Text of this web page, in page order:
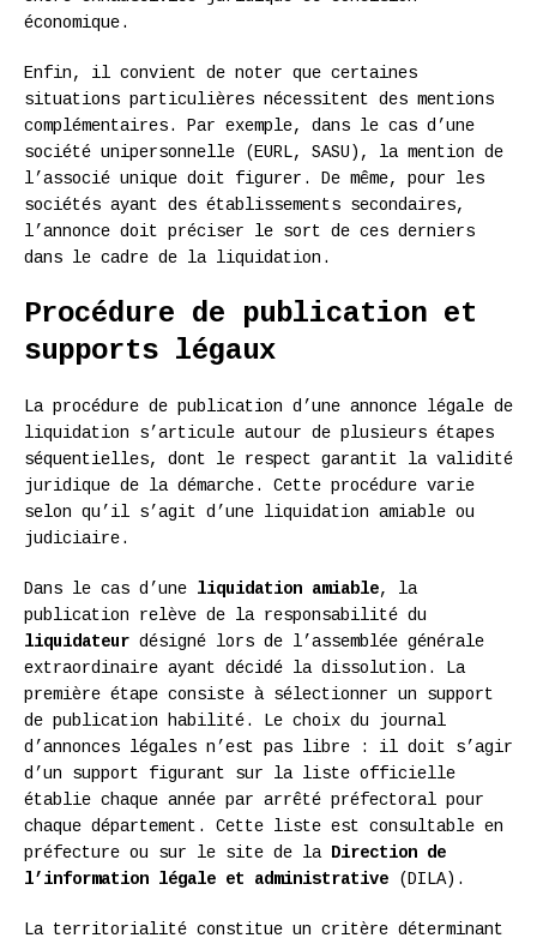
économique.
Enfin, il convient de noter que certaines
situations particulières nécessitent des mentions
complémentaires. Par exemple, dans le cas d’une
société unipersonnelle (EURL, SASU), la mention de
l’associé unique doit figurer. De même, pour les
sociétés ayant des établissements secondaires,
l’annonce doit préciser le sort de ces derniers
dans le cadre de la liquidation.
Procédure de publication et
supports légaux
La procédure de publication d’une annonce légale de
liquidation s’articule autour de plusieurs étapes
séquentielles, dont le respect garantit la validité
juridique de la démarche. Cette procédure varie
selon qu’il s’agit d’une liquidation amiable ou
judiciaire.
Dans le cas d’une liquidation amiable, la
publication relève de la responsabilité du
liquidateur désigné lors de l’assemblée générale
extraordinaire ayant décidé la dissolution. La
première étape consiste à sélectionner un support
de publication habilité. Le choix du journal
d’annonces légales n’est pas libre : il doit s’agir
d’un support figurant sur la liste officielle
établie chaque année par arrêté préfectoral pour
chaque département. Cette liste est consultable en
préfecture ou sur le site de la
Direction de
l’information légale et administrative (DILA).
La territorialité constitue un critère déterminant